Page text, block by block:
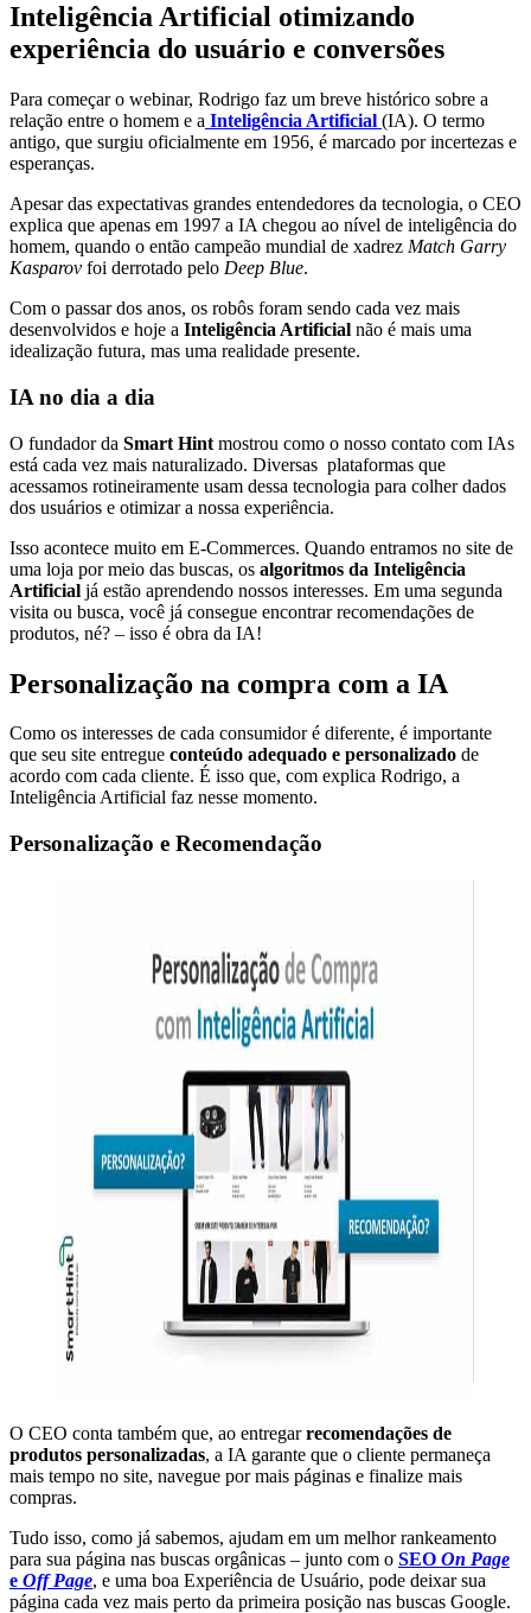
Inteligência Artificial otimizando
experiência do usuário e conversões
Para começar o webinar, Rodrigo faz um breve histórico sobre a
relação entre o homem e a Inteligência Artificial (IA). O termo
antigo, que surgiu oficialmente em 1956, é marcado por incertezas e
esperanças.
Apesar das expectativas grandes entendedores da tecnologia, o CEO
explica que apenas em 1997 a IA chegou ao nível de inteligência do
homem, quando o então campeão mundial de xadrez Match Garry
Kasparov foi derrotado pelo Deep Blue.
Com o passar dos anos, os robôs foram sendo cada vez mais
desenvolvidos e hoje a Inteligência Artificial não é mais uma
idealização futura, mas uma realidade presente.
IA no dia a dia
O fundador da Smart Hint mostrou como o nosso contato com IAs
está cada vez mais naturalizado. Diversas plataformas que
acessamos rotineiramente usam dessa tecnologia para colher dados
dos usuários e otimizar a nossa experiência.
Isso acontece muito em E-Commerces. Quando entramos no site de
uma loja por meio das buscas, os algoritmos da Inteligência
Artificial já estão aprendendo nossos interesses. Em uma segunda
visita ou busca, você já consegue encontrar recomendações de
produtos, né? – isso é obra da IA!
Personalização na compra com a IA
Como os interesses de cada consumidor é diferente, é importante
que seu site entregue conteúdo adequado e personalizado de
acordo com cada cliente. É isso que, com explica Rodrigo, a
Inteligência Artificial faz nesse momento.
Personalização e Recomendação
O CEO conta também que, ao entregarrecomendações de
produtos personalizadas, a IA garante que o cliente permaneça
mais tempo no site, navegue por mais páginas e finalize mais
compras.
Tudo isso, como já sabemos, ajudam em um melhor rankeamento
para sua página nas buscas orgânicas – junto com o SEO On Page
e Off Page, e uma boa Experiência de Usuário, pode deixar sua
página cada vez mais perto da primeira posição nas buscas Google.